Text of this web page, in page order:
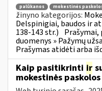
palūkanos mokestinės
žinyno kategorijos:
Delspinigiai, baudos ir
138-143 str.)
duomenys » Pažymų
Prašymas atidėti arba
Kaip pasitikrinti ir
mokestinės